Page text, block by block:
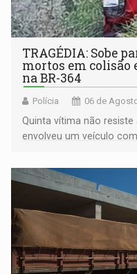
TRAGÉDIA: Sobe
mortos em colisão
na BR-364
Polícia 06 de
Quinta vítima não
envolveu um veículo